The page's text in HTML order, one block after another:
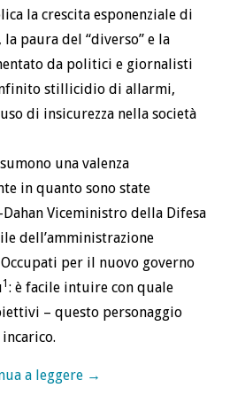
la crescita esponenziale di
paura del “diverso” e la
da politici e giornalisti
stillicidio di allarmi,
di insicurezza nella società
una valenza
in quanto sono state
Viceministro della Difesa
dell’amministrazione
per il nuovo governo
1: è facile intuire con quale
– questo personaggio
a leggere →